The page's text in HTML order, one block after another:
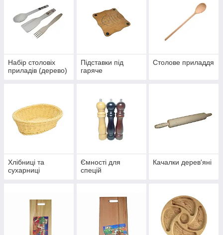
Набір столовіх
приладів (дерево)
Підставки під
гаряче
Столове приладдя
Хлібниці та
сухарниці
Ємності для
спецій
Качалки дерев'яні